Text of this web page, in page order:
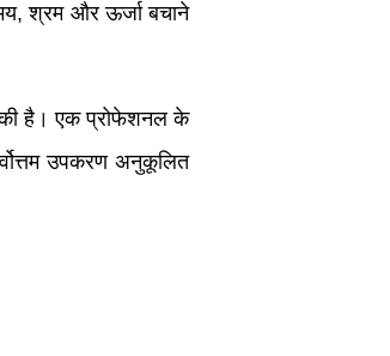
श्रम और ऊर्जा बचाने
की है। एक प्रोफेशनल के
उपकरण अनुकूलित